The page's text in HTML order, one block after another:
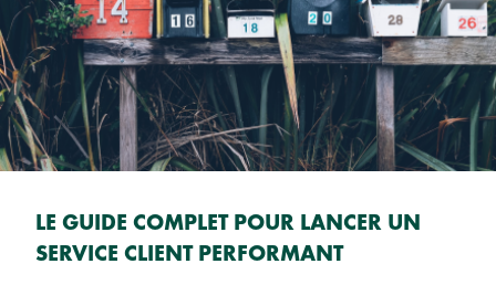
LE GUIDE COMPLET POUR LANCER UN
SERVICE CLIENT PERFORMANT